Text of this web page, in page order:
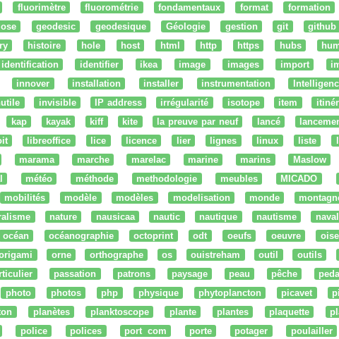
fluorimètre fluorométrie fondamentaux format formation
geodesic geodesique Géologie gestion git github
histoire hole host html http https hubs
identification identifier ikea image images import
innover installation installer instrumentation
invisible IP address irrégularité isotope item
kap kayak kiff kite la preuve par neuf lancé
libreoffice lice licence lier lignes linux liste
marama marche marelac marine marins Maslow
météo méthode methodologie meubles MICADO
mobilités modèle modèles modelisation monde
nature nausicaa nautic nautique nautisme
océan océanographie octoprint odt oeufs oeuvre
orne orthographe os ouistreham outil outils
passation patrons paysage peau pêche
photo photos php physique phytoplancton picavet
planètes planktoscope plante plantes plaquette
police polices port com porte potager poulailler